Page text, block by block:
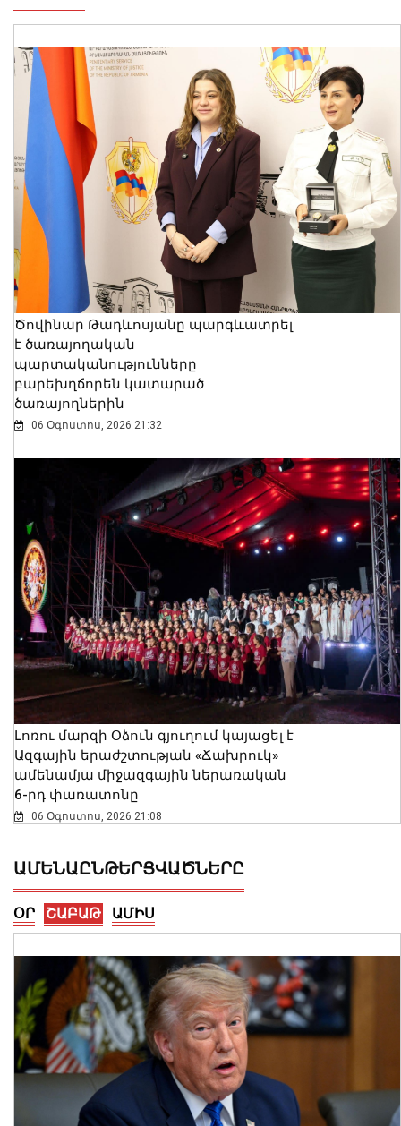
Ծովինար Թադևոսյանը պարգևատրել
է ծառայողական
պարտականությունները
բարեխղճորեն կատարած
ծառայողներին
06 Օգոստոս, 2026 21:32
Լոռու մարզի Օձուն գյուղում կայացել է
Ազգային երաժշտության «Ճախրուկ»
ամենամյա միջազգային ներառական
6-րդ փառատոնը
06 Օգոստոս, 2026 21:08
ԱՄԵՆԱԸՆԹԵՐՑՎԱԾՆԵՐԸ
ՕՐ ՇԱԲԱԹ ԱՄԻՍ